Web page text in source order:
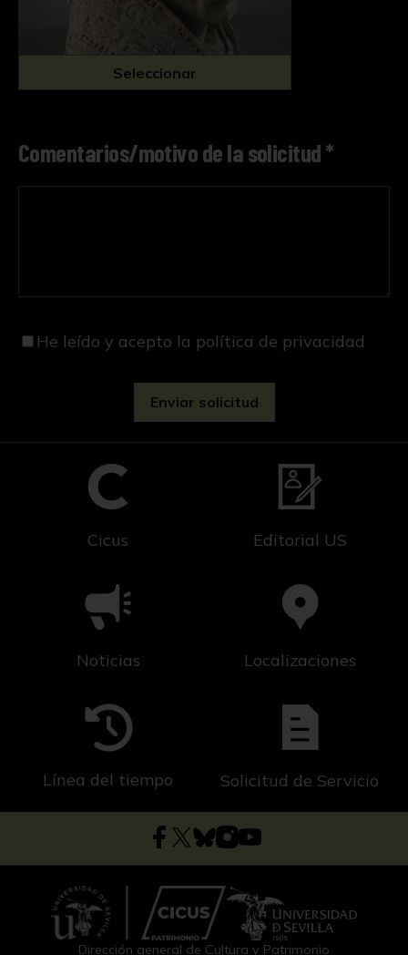
Seleccionar
Comentarios/motivo de la solicitud *
He leído y acepto la política de privacidad
Cicus Editorial US
Noticias Localizaciones
Línea del tiempo Solicitud de Servicio
Dirección general de Cultura y Patrimonio